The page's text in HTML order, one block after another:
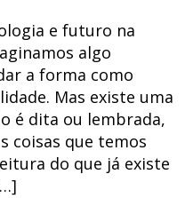
e futuro na
algo
a forma como
Mas existe uma
é dita ou lembrada,
coisas que temos
do que já existe